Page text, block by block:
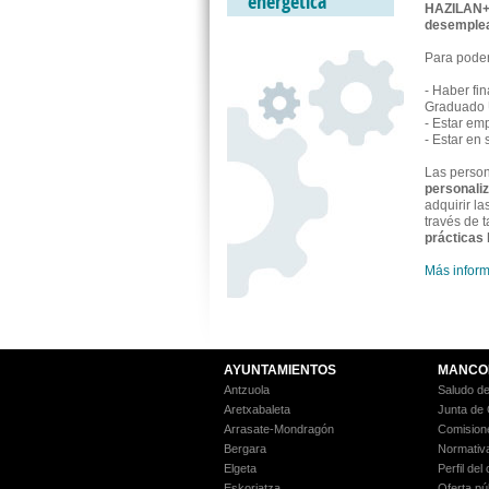
Para
- Haber
Graduado
- Estar
- Estar en
Las
adquirir
través de
prácticas
Más
AYUNTAMIENTOS
Antzuola
Aretxabaleta
Arrasate-Mondragón
Bergara
Elgeta
Saludo
Junta de
Perfil del